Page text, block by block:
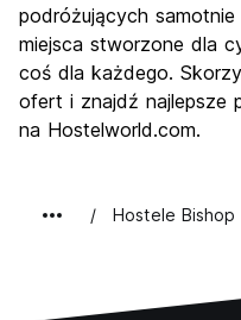
podróżujących
miejsca stworzone dla
coś dla każdego.
ofert i znajdź najlepsze
na Hostelworld.com.
Hostele Bishop